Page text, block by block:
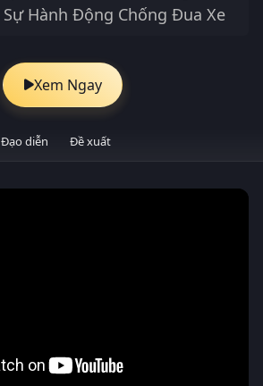
Sự Hành Động Chống Đua Xe
Xem Ngay
Đạo diễn Đề xuất